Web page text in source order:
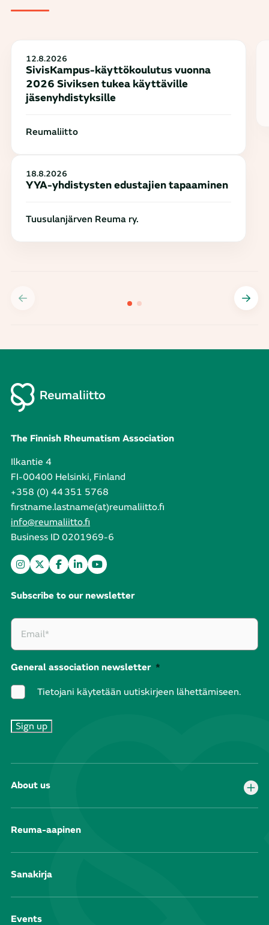
12.8.2026
SivisKampus-käyttökoulutus vuonna
2026 Siviksen tukea käyttäville
jäsenyhdistyksille
Reumaliitto
18.8.2026
YYA-yhdistysten edustajien tapaaminen
Tuusulanjärven Reuma ry.
The Finnish Rheumatism Association
Ilkantie 4
FI-00400 Helsinki, Finland
+358 (0) 44 351 5768
firstname.lastname(at)reumaliitto.fi
info@reumaliitto.fi
Business ID 0201969-6
Subscribe to our newsletter
General association newsletter *
Tietojani käytetään uutiskirjeen lähettämiseen.
About us
Reuma-aapinen
Sanakirja
Events